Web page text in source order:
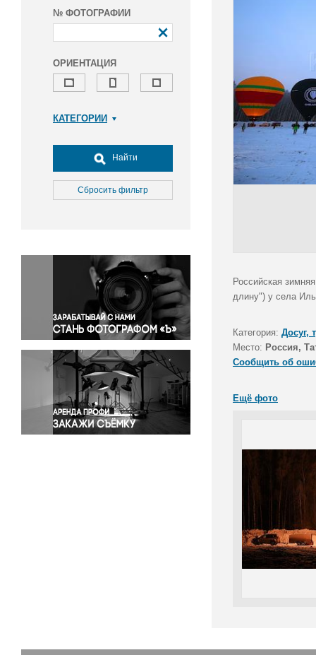
№ ФОТОГРАФИИ
ОРИЕНТАЦИЯ
КАТЕГОРИИ
Досуг, туризм и отдых
Культура
Медицина
Окружающая среда
Политика
Правосудие
Происшествия и конфликты
Религия
Светская жизнь
Спорт
Экология
Экономика и бизнес
Найти
Сбросить фильтр
Российская
длину") у села
Категория: Досуг,
Место: Россия,
Сообщить об
Ещё фото